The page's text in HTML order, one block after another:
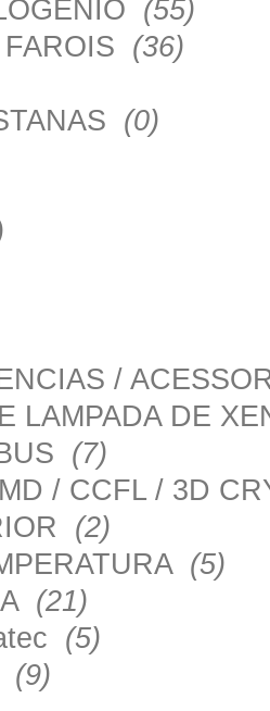
(55)
(36)
(0)
/
LAMPADA DE
(7)
/ CCFL / 3D
(2)
(5)
(21)
(5)
(9)